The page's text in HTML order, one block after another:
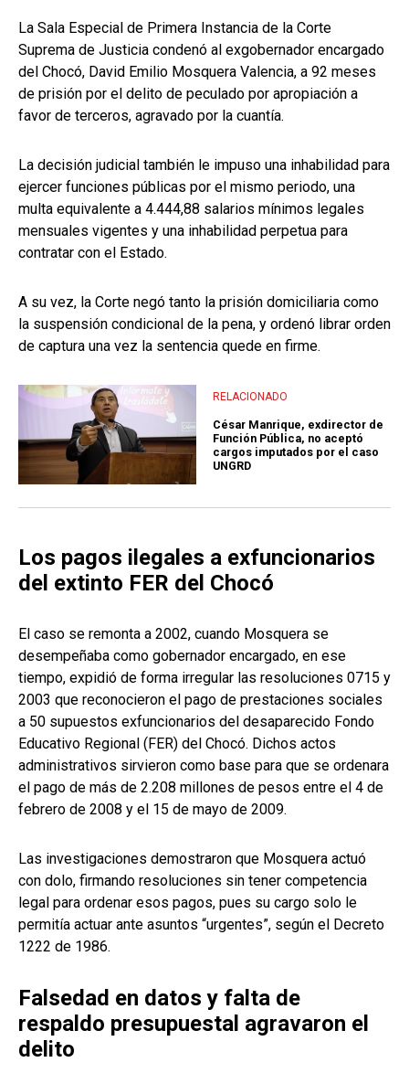
La Sala Especial de Primera Instancia de la Corte
Suprema de Justicia condenó al exgobernador encargado
del Chocó, David Emilio Mosquera Valencia, a 92 meses
de prisión por el delito de peculado por apropiación a
favor de terceros, agravado por la cuantía.
La decisión judicial también le impuso una inhabilidad para
ejercer funciones públicas por el mismo periodo, una
multa equivalente a 4.444,88 salarios mínimos legales
mensuales vigentes y una inhabilidad perpetua para
contratar con el Estado.
A su vez, la Corte negó tanto la prisión domiciliaria como
la suspensión condicional de la pena, y ordenó librar orden
de captura una vez la sentencia quede en firme.
RELACIONADO
César Manrique, exdirector de
Función Pública, no aceptó
cargos imputados por el caso
UNGRD
Los pagos ilegales a exfuncionarios
del extinto FER del Chocó
El caso se remonta a 2002, cuando Mosquera se
desempeñaba como gobernador encargado, en ese
tiempo, expidió de forma irregular las resoluciones 0715 y
2003 que reconocieron el pago de prestaciones sociales
a 50 supuestos exfuncionarios del desaparecido Fondo
Educativo Regional (FER) del Chocó. Dichos actos
administrativos sirvieron como base para que se ordenara
el pago de más de 2.208 millones de pesos entre el 4 de
febrero de 2008 y el 15 de mayo de 2009.
Las investigaciones demostraron que Mosquera actuó
con dolo, firmando resoluciones sin tener competencia
legal para ordenar esos pagos, pues su cargo solo le
permitía actuar ante asuntos “urgentes”, según el Decreto
1222 de 1986.
Falsedad en datos y falta de
respaldo presupuestal agravaron el
delito